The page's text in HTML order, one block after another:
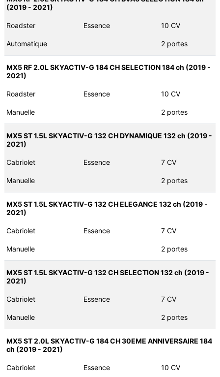
(2019 - 2021)
Roadster Essence 10 CV
Automatique 2 portes
MX5 RF 2.0L SKYACTIV-G 184 CH SELECTION 184 ch (2019 -
2021)
Roadster Essence 10 CV
Manuelle 2 portes
MX5 ST 1.5L SKYACTIV-G 132 CH DYNAMIQUE 132 ch (2019 -
2021)
Cabriolet Essence 7 CV
Manuelle 2 portes
MX5 ST 1.5L SKYACTIV-G 132 CH ELEGANCE 132 ch (2019 -
2021)
Cabriolet Essence 7 CV
Manuelle 2 portes
MX5 ST 1.5L SKYACTIV-G 132 CH SELECTION 132 ch (2019 -
2021)
Cabriolet Essence 7 CV
Manuelle 2 portes
MX5 ST 2.0L SKYACTIV-G 184 CH 30EME ANNIVERSAIRE 184
ch (2019 - 2021)
Cabriolet Essence 10 CV